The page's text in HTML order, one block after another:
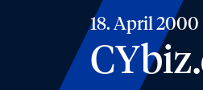
18. April 2000